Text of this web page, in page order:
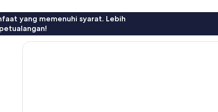
yang memenuhi syarat. Lebih